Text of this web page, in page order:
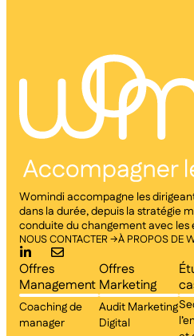
Womindi accompagne les
dans la durée, depuis la stratégie
conduite du changement avec les
NOUS CONTACTER →À PROPOS DE
Offres
Management
Coaching de
manager
Offres
Marketing
Audit Marketing
Digital